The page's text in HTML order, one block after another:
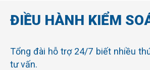
Kiểm tra kỹ thuật, an toàn xe trước
Chi trả các phí cầu đường, phí đỗ
Tài xế biết tiếng Anh nên có thể
khách là người nước ngoài.
ĐIỀU HÀNH KIỂM
Tổng đài hỗ trợ 24/7 biết nhiều
tư vấn.